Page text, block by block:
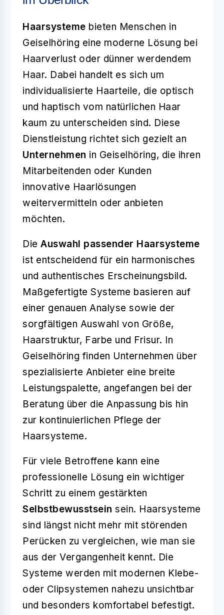
Haarsysteme bieten Menschen in
Geiselhöring eine moderne Lösung bei
Haarverlust oder dünner werdendem
Haar. Dabei handelt es sich um
individualisierte Haarteile, die optisch
und haptisch vom natürlichen Haar
kaum zu unterscheiden sind. Diese
Dienstleistung richtet sich gezielt an
Unternehmen in Geiselhöring, die ihren
Mitarbeitenden oder Kunden
innovative Haarlösungen
weitervermitteln oder anbieten
möchten.
Die Auswahl passender Haarsysteme
ist entscheidend für ein harmonisches
und authentisches Erscheinungsbild.
Maßgefertigte Systeme basieren auf
einer genauen Analyse sowie der
sorgfältigen Auswahl von Größe,
Haarstruktur, Farbe und Frisur. In
Geiselhöring finden Unternehmen über
spezialisierte Anbieter eine breite
Leistungspalette, angefangen bei der
Beratung über die Anpassung bis hin
zur kontinuierlichen Pflege der
Haarsysteme.
Für viele Betroffene kann eine
professionelle Lösung ein wichtiger
Schritt zu einem gestärkten
Selbstbewusstsein sein. Haarsysteme
sind längst nicht mehr mit störenden
Perücken zu vergleichen, wie man sie
aus der Vergangenheit kennt. Die
Systeme werden mit modernen Klebe-
oder Clipsystemen nahezu unsichtbar
und besonders komfortabel befestigt.